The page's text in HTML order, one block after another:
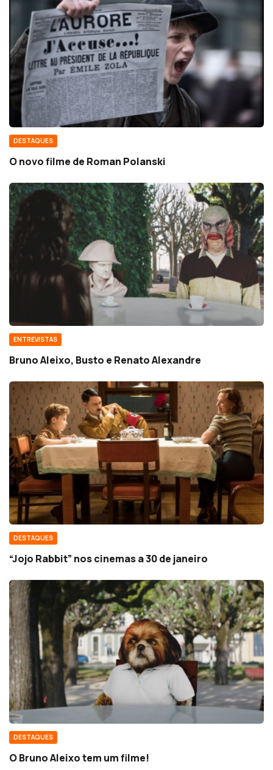
DESTAQUES
O novo filme de Roman Polanski
ENTREVISTAS
Bruno Aleixo, Busto e Renato Alexandre
DESTAQUES
“Jojo Rabbit” nos cinemas a 30 de janeiro
DESTAQUES
O Bruno Aleixo tem um filme!